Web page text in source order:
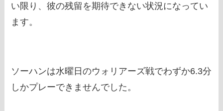
い限り、彼の残留を期待できない状況になってい
ます。
ソーハンは水曜日のウォリアーズ戦でわずか6.3分
しかプレーできませんでした。